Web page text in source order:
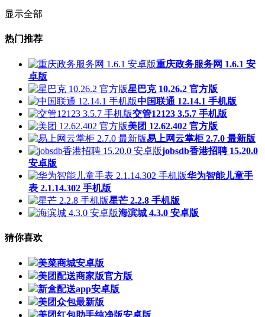
显示全部
热门推荐
重庆政务服务网 1.6.1 安
卓版
星巴克 10.26.2 官方版
中国联通 12.14.1 手机版
交管12123 3.5.7 手机版
美团 12.62.402 官方版
易上网云掌柜 2.7.0 最新版
jobsdb香港招聘 15.20.0
安卓版
华为智能儿童手
表 2.1.14.302 手机版
星芒 2.2.8 手机版
海滨城 4.3.0 安卓版
猜你喜欢
美菜商城安卓版
美团配送商家版官方版
新盒配送app安卓版
美团众包最新版
美团红包助手纯净版安卓版